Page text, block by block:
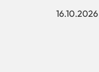
16.10.2026